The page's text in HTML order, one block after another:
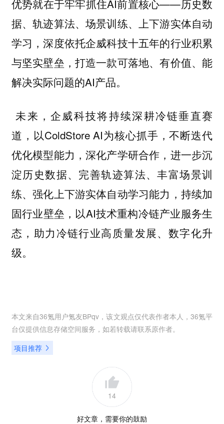
优势就在于牢牢抓住AI前置核心——历史数
据、轨迹算法、场景训练、上下游实体自动
学习，深度依托企威科技十五年的行业积累
与坚实壁垒，打造一款可落地、有价值、能
解决实际问题的AI产品。
未来，企威科技将持续深耕冷链垂直赛
道，以ColdStore AI为核心抓手，不断迭代
优化模型能力，深化产学研合作，进一步沉
淀历史数据、完善轨迹算法、丰富场景训
练、强化上下游实体自动学习能力，持续加
固行业壁垒，以AI技术重构冷链产业服务生
态，助力冷链行业高质量发展、数字化升
级。
本文来自36氪用户氪友BPqv ，该文观点仅代表作者本人，36氪平
台仅提供信息存储空间服务，如若转载请联系原作者。
项目推荐
14
好文章，需要你的鼓励